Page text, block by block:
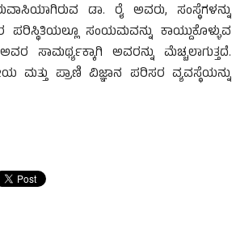
ಡಾ. ರೈ ಅವರು, ಸಂಸ್ಥೆಗಳನ್ನು
ಸಂಯಮವನ್ನು ಕಾಯ್ದುಕೊಳ್ಳುವ
ಸಾಮರ್ಥ್ಯಕ್ಕಾಗಿ ಅವರನ್ನು ಮೆಚ್ಚಲಾಗುತ್ತದೆ.
ಮತ್ತು ಪ್ರಾಣಿ ವಿಜ್ಞಾನ ಪರಿಸರ ವ್ಯವಸ್ಥೆಯನ್ನು